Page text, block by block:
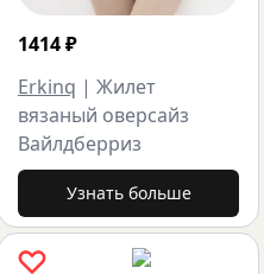
1414₽
Erkinq | Жилет
вязаный оверсайз
Вайлдберриз
Узнать больше